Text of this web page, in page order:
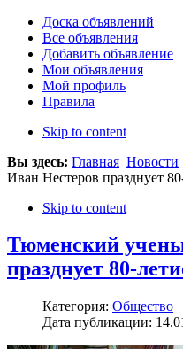
Доска объявлений
Все объявления
Добавить объявление
Мои объявления
Мой профиль
Правила
Skip to content
Вы здесь: Главная Новости
Иван Нестеров празднует
Skip to content
Тюменский
празднует 80-
Категория: Общество
Дата публикации: